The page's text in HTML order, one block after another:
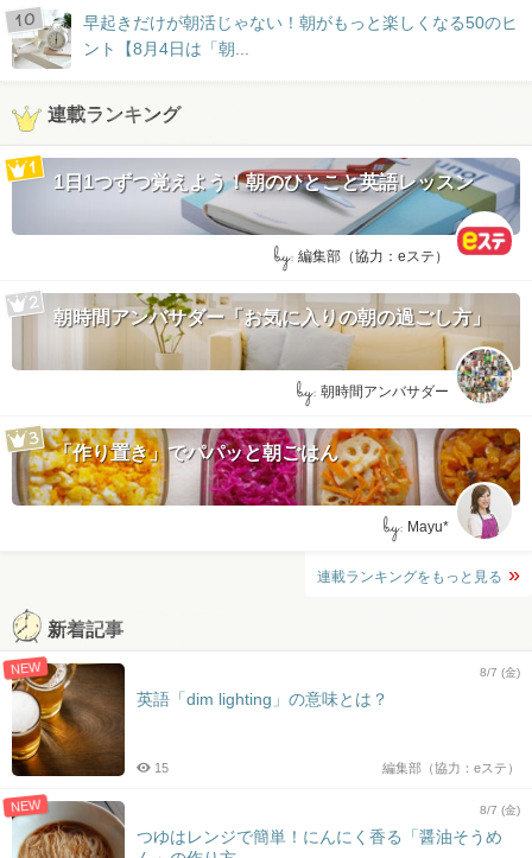
早起きだけが朝活じゃない！朝がもっと楽しくなる50のヒ
ント【8月4日は「朝...
連載ランキング
1日1つずつ覚えよう！朝のひとこと英語レッスン
by: 編集部（協力：eステ）
朝時間アンバサダー「お気に入りの朝の過ごし方」
by: 朝時間アンバサダー
「作り置き」でパパッと朝ごはん
by: Mayu*
連載ランキングをもっと見る
新着記事
NEW 8/7 (金)
英語「dim lighting」の意味とは？
編集部（協力：eステ）
15
NEW 8/7 (金)
つゆはレンジで簡単！にんにく香る「醤油そうめ